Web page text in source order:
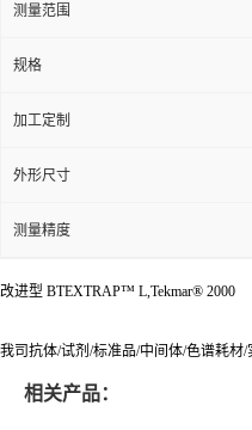
测量范围
规格
加工定制
外形尺寸
测量精度
改进型 BTEXTRAP™ L,Tekmar® 2000
我司抗体/试剂/标准品/中间体/色谱耗
相关产品：